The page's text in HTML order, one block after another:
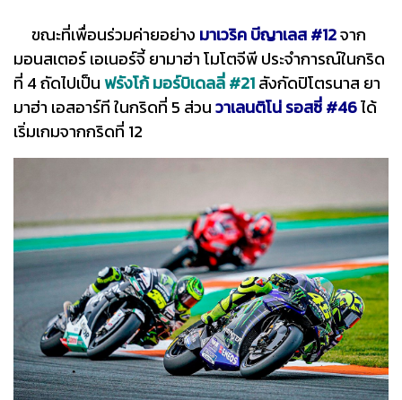
ขณะที่เพื่อนร่วมค่ายอย่าง มาเวริค บีญาเลส #12จาก
มอนสเตอร์ เอเนอร์จี้ ยามาฮ่า โมโตจีพี ประจำการณ์ในกริด
ที่ 4 ถัดไปเป็นฟรังโก้ มอร์บิเดลลี่ #21สังกัดปิโตรนาส ยา
มาฮ่า เอสอาร์ที ในกริดที่ 5 ส่วนวาเลนติโน่ รอสซี่ #46ได้
เริ่มเกมจากกริดที่ 12